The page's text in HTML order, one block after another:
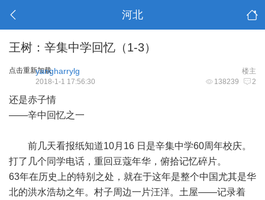
河北
王树：辛集中学回忆（1-3）
点击重新加载 楼主
yangharrylg
138239 2
2018-1-1 17:56:30
还是赤子情
——辛中回忆之一
前几天看报纸知道10月16 日是辛集中学60周年校庆。
打了几个同学电话，重回豆蔻年华，俯拾记忆碎片。
63年在历史上的特别之处，就在于这年是整个中国尤其是华
北的洪水浩劫之年。村子周边一片汪洋。土屋——记录着